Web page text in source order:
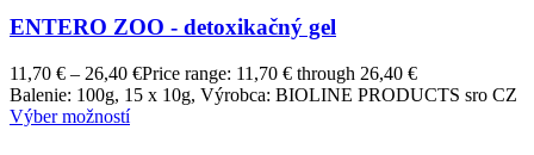
ENTERO ZOO - detoxikačný gel
11,70 € – 26,40 €Price range: 11,70 € through 26,40 €
Balenie: 100g, 15 x 10g, Výrobca: BIOLINE PRODUCTS sro CZ
Výber možností